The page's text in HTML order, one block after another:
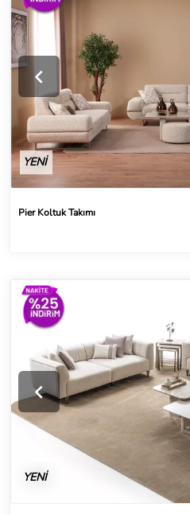
YENİ
Pier Koltuk Takımı
YENİ